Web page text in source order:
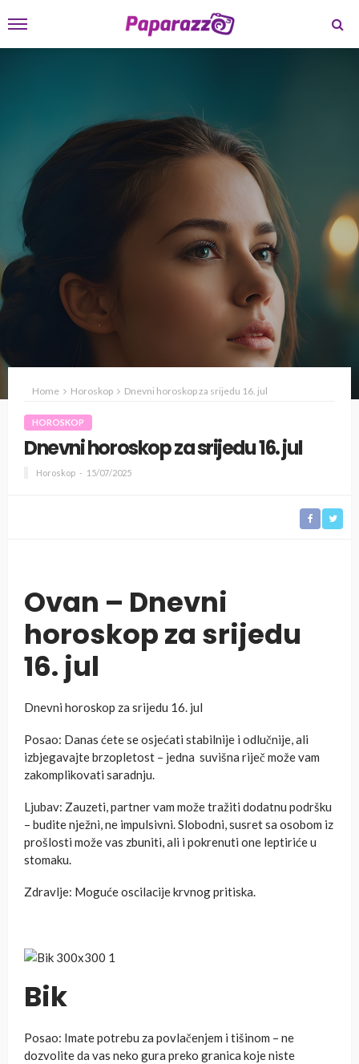
Home Horoskop Dnevni horoskop za srijedu 16. jul
HOROSKOP
Dnevni horoskop za srijedu 16. jul
Horoskop 15/07/2025
Ovan – Dnevni
horoskop za srijedu
16. jul
Dnevni horoskop za srijedu 16. jul
Posao: Danas ćete se osjećati stabilnije i odlučnije, ali
izbjegavajte brzopletost – jedna suvišna riječ može vam
zakomplikovati saradnju.
Ljubav: Zauzeti, partner vam može tražiti dodatnu podršku
– budite nježni, ne impulsivni. Slobodni, susret sa osobom iz
prošlosti može vas zbuniti, ali i pokrenuti one leptiriće u
stomaku.
Zdravlje: Moguće oscilacije krvnog pritiska.
Bik
Posao: Imate potrebu za povlačenjem i tišinom – ne
dozvolite da vas neko gura preko granica koje niste